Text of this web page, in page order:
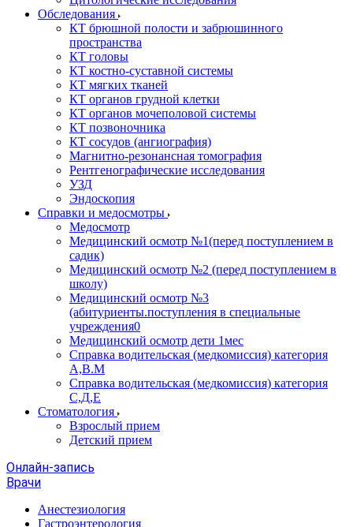
Обследования
КТ брюшной полости и забрюшинного
пространства
КТ головы
КТ костно-суставной системы
КТ мягких тканей
КТ органов грудной клетки
КТ органов мочеполовой системы
КТ позвоночника
КТ сосудов (ангиография)
Магнитно-резонансная томография
Рентгенографические исследования
УЗД
Эндоскопия
Справки и медосмотры
Медосмотр
Медицинский осмотр №1(перед поступлением в
садик)
Медицинский осмотр №2 (перед поступлением в
школу)
Медицинский осмотр №3
(абитуриенты.поступления в специальные
учреждения0
Медицинский осмотр дети 1мес
Справка водительская (медкомиссия) категория
А,В.М
Справка водительская (медкомиссия) категория
С,Д,Е
Стоматология
Взрослый прием
Детский прием
Онлайн-запись
Врачи
Анестезиология
Гастроэнтерология